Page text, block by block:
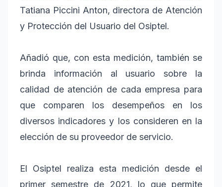
Tatiana Piccini Anton, directora de Atención
y Protección del Usuario del Osiptel.
Añadió que, con esta medición, también se
brinda información al usuario sobre la
calidad de atención de cada empresa para
que comparen los desempeños en los
diversos indicadores y los consideren en la
elección de su proveedor de servicio.
El Osiptel realiza esta medición desde el
primer semestre de 2021, lo que permite